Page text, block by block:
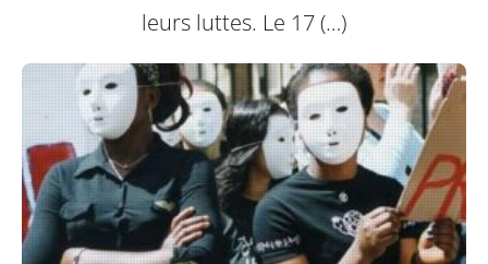
leurs luttes. Le 17 (…)